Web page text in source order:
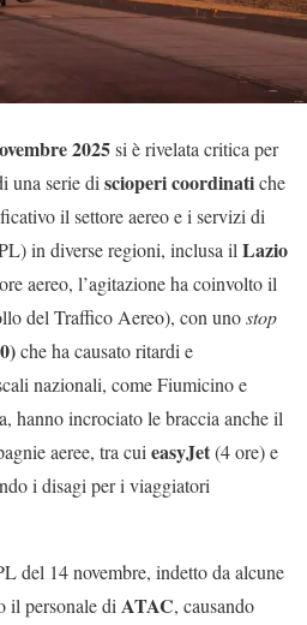
2025si è rivelata critica per
una serie discioperi coordinatiche
il settore aereo e i servizi di
in diverse regioni, inclusa ilLazio
aereo, l’agitazione ha coinvolto il
del Traffico Aereo), con unostop
che ha causato ritardi e
nazionali, come Fiumicino e
hanno incrociato le braccia anche il
aeree, tra cuieasyJet(4 ore) e
i disagi per i viaggiatori
del 14 novembre, indetto da alcune
il personale diATAC, causando